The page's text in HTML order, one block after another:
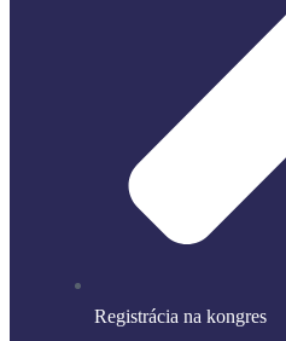
Registrácia na kongres